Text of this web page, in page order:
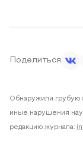
Поделиться
Обнаружили грубую
иные нарушения
редакцию журнала: